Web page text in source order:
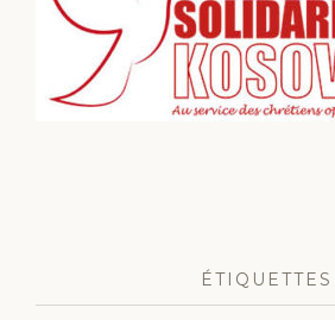
ÉTIQUETTES